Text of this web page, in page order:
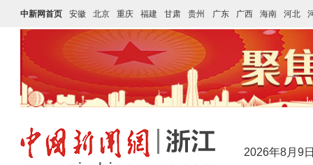
中新网首页 安徽 北京 重庆 福建 甘肃 贵州 广东 广西 海南 河北
2026年8月9